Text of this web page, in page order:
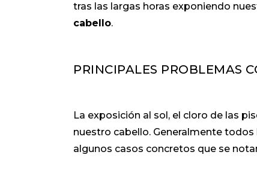
tras las largas horas exponiendo
cabello.
PRINCIPALES PROBLEMAS
La exposición al sol, el cloro de las
nuestro cabello. Generalmente todos
algunos casos concretos que se